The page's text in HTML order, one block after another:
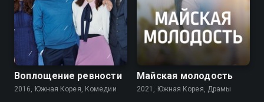
7.8 7.7
Воплощение ревности
2016, Южная Корея, Комедии
8.2 8.3
Майская молодость
2021, Южная Корея, Драмы